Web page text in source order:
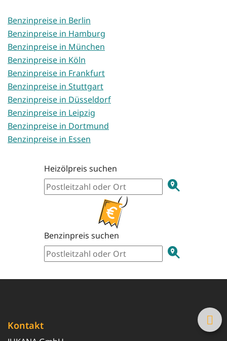
Benzinpreise in Berlin
Benzinpreise in Hamburg
Benzinpreise in München
Benzinpreise in Köln
Benzinpreise in Frankfurt
Benzinpreise in Stuttgart
Benzinpreise in Düsseldorf
Benzinpreise in Leipzig
Benzinpreise in Dortmund
Benzinpreise in Essen
Heizölpreis suchen
Benzinpreis suchen
Kontakt